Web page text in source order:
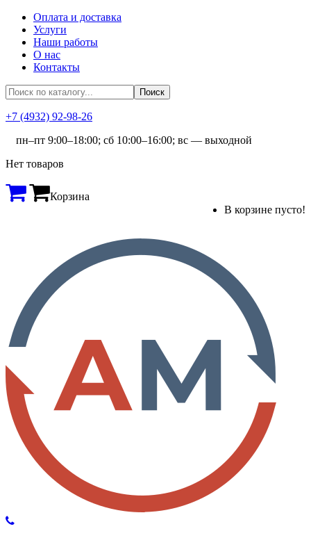
Оплата и доставка
Услуги
Наши работы
О нас
Контакты
+7 (4932) 92-98-26
пн–пт 9:00–18:00; сб 10:00–16:00; вс — выходной
Нет товаров
Корзина
В корзине пусто!